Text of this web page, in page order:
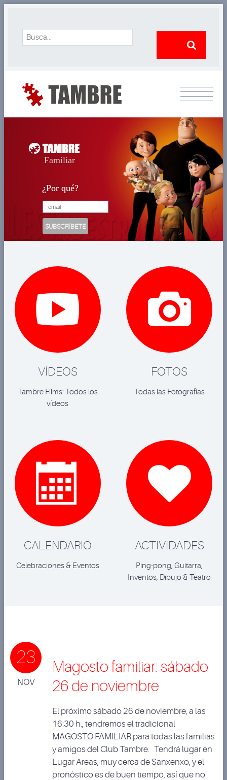
Familiar
¿Por qué?
¿Por qué?

VÍDEOS
Tambre Films: Todos los
vídeos

FOTOS
Todas las Fotografías

CALENDARIO
Celebraciones & Eventos

ACTIVIDADES
Ping-pong, Guitarra,
Inventos, Dibujo & Teatro
23
NOV
Magosto familiar: sábado
26 de noviembre
El próximo sábado 26 de noviembre, a las
16:30 h., tendremos el tradicional
MAGOSTO FAMILIAR para todas las familias
y amigos del Club Tambre. Tendrá lugar en
Lugar Areas, muy cerca de Sanxenxo, y el
pronóstico es de buen tiempo, así que no